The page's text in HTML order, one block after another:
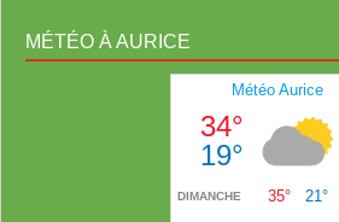
MÉTÉO À AURICE